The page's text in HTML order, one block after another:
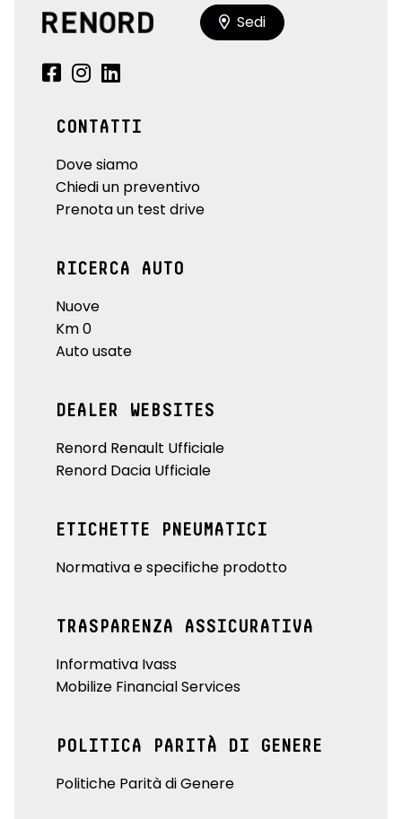
Sedi
CONTATTI
Dove siamo
Chiedi un preventivo
Prenota un test drive
RICERCA AUTO
Nuove
Km 0
Auto usate
DEALER WEBSITES
Renord Renault Ufficiale
Renord Dacia Ufficiale
ETICHETTE PNEUMATICI
Normativa e specifiche prodotto
TRASPARENZA ASSICURATIVA
Informativa Ivass
Mobilize Financial Services
POLITICA PARITÀ DI GENERE
Politiche Parità di Genere